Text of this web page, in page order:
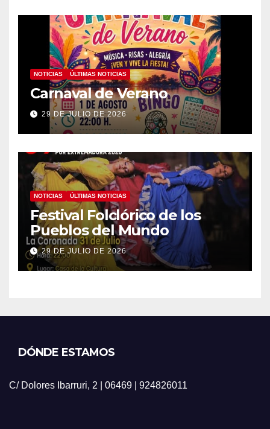
NOTICIAS ÚLTIMAS NOTICIAS
Carnaval de Verano
29 DE JULIO DE 2026
NOTICIAS ÚLTIMAS NOTICIAS
Festival Folclórico de los
Pueblos del Mundo
29 DE JULIO DE 2026
DÓNDE ESTAMOS
C/ Dolores Ibarruri, 2 | 06469 | 924826011